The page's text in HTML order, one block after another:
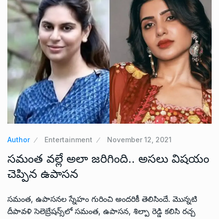
Author Entertainment November 12, 2021
సమంత వల్లే అలా జరిగింది.. అసలు విషయం
చెప్పిన ఉపాసన
సమంత, ఉపాసనల స్నేహం గురించి అందరికీ తెలిసిందే. మొన్నటి
దీపావళి సెలెబ్రేషన్స్‌లో సమంత, ఉపాసన, శిల్పా రెడ్డి కలిసి రచ్చ